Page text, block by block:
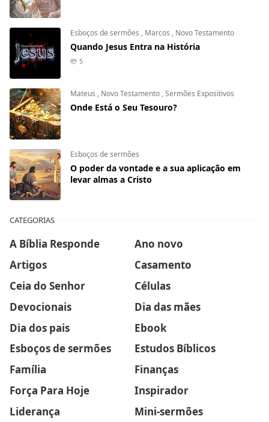
Esboços de sermões , Marcos , Novo Testamento
Quando Jesus Entra na História
5
Mateus , Novo Testamento ,Sermões Expositivos
Onde Está o Seu Tesouro?
Esboços de sermões
O poder da vontade e a sua aplicação em
levar almas a Cristo
CATEGORIAS
A Bíblia Responde
Ano novo
Artigos
Casamento
Ceia do Senhor
Células
Devocionais
Dia das mães
Dia dos pais
Ebook
Esboços de sermões
Estudos Bíblicos
Família
Finanças
Força Para Hoje
Inspirador
Liderança
Mini-sermões